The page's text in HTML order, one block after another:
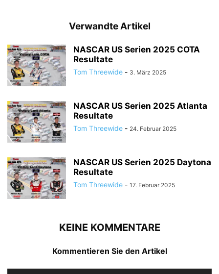
Verwandte Artikel
NASCAR US Serien 2025 COTA
Resultate
Tom Threewide - 3. März 2025
NASCAR US Serien 2025 Atlanta
Resultate
Tom Threewide - 24. Februar 2025
NASCAR US Serien 2025 Daytona
Resultate
Tom Threewide - 17. Februar 2025
KEINE KOMMENTARE
Kommentieren Sie den Artikel